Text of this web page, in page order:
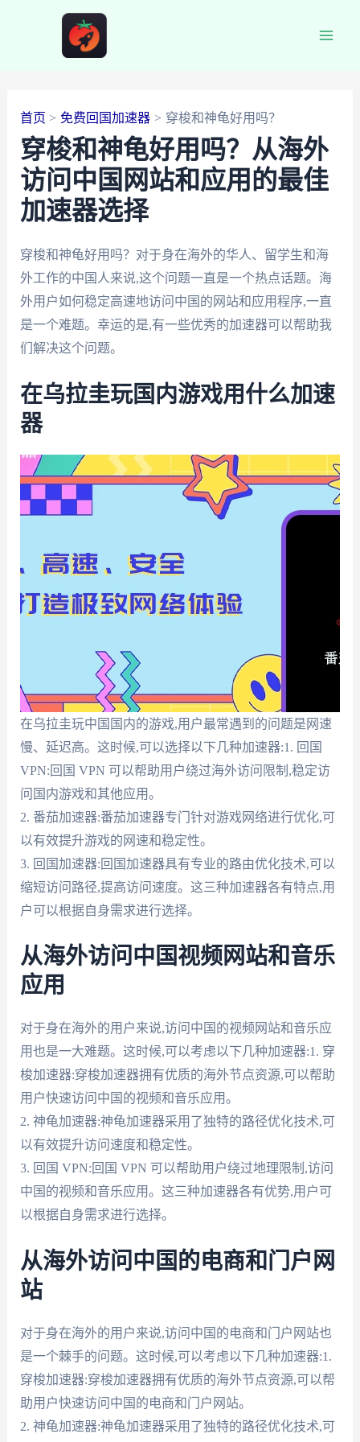
首页 免费回国加速器 穿梭和神龟好用吗？
穿梭和神龟好用吗？从海外
访问中国网站和应用的最佳
加速器选择
穿梭和神龟好用吗？对于身在海外的华人、留学生和海
外工作的中国人来说,这个问题一直是一个热点话题。海
外用户如何稳定高速地访问中国的网站和应用程序,一直
是一个难题。幸运的是,有一些优秀的加速器可以帮助我
们解决这个问题。
在乌拉圭玩国内游戏用什么加速
器
在乌拉圭玩中国国内的游戏,用户最常遇到的问题是网速
慢、延迟高。这时候,可以选择以下几种加速器:1. 回国
VPN:回国 VPN 可以帮助用户绕过海外访问限制,稳定访
问国内游戏和其他应用。
2. 番茄加速器:番茄加速器专门针对游戏网络进行优化,可
以有效提升游戏的网速和稳定性。
3. 回国加速器:回国加速器具有专业的路由优化技术,可以
缩短访问路径,提高访问速度。这三种加速器各有特点,用
户可以根据自身需求进行选择。
从海外访问中国视频网站和音乐
应用
对于身在海外的用户来说,访问中国的视频网站和音乐应
用也是一大难题。这时候,可以考虑以下几种加速器:1. 穿
梭加速器:穿梭加速器拥有优质的海外节点资源,可以帮助
用户快速访问中国的视频和音乐应用。
2. 神龟加速器:神龟加速器采用了独特的路径优化技术,可
以有效提升访问速度和稳定性。
3. 回国 VPN:回国 VPN 可以帮助用户绕过地理限制,访问
中国的视频和音乐应用。这三种加速器各有优势,用户可
以根据自身需求进行选择。
从海外访问中国的电商和门户网
站
对于身在海外的用户来说,访问中国的电商和门户网站也
是一个棘手的问题。这时候,可以考虑以下几种加速器:1.
穿梭加速器:穿梭加速器拥有优质的海外节点资源,可以帮
助用户快速访问中国的电商和门户网站。
2. 神龟加速器:神龟加速器采用了独特的路径优化技术,可